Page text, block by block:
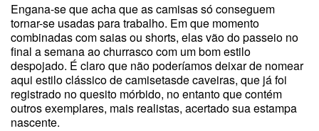
Engana-se que acha que as camisas só conseguem
tornar-se usadas para trabalho. Em que momento
combinadas com saias ou shorts, elas vão do passeio no
final a semana ao churrasco com um bom estilo
despojado. É claro que não poderíamos deixar de nomear
aqui estilo clássico de camisetasde caveiras, que já foi
registrado no quesito mórbido, no entanto que contém
outros exemplares, mais realistas, acertado sua estampa
nascente.